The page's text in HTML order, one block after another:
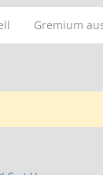
Gremium